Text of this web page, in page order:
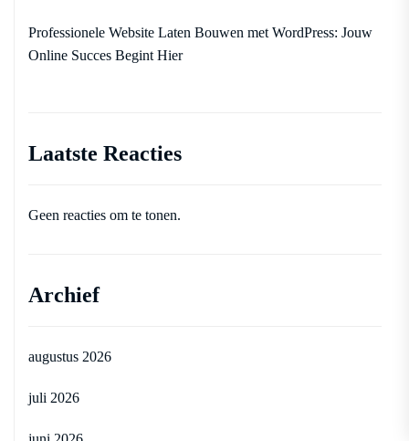
Professionele Website Laten Bouwen met WordPress: Jouw
Online Succes Begint Hier
Laatste Reacties
Geen reacties om te tonen.
Archief
augustus 2026
juli 2026